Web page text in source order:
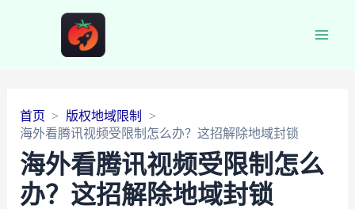
首页
版权地域限制
海外看腾讯视频受限制怎么办？这招解除地域封锁
海外看腾讯视频受限制怎么
办？这招解除地域封锁